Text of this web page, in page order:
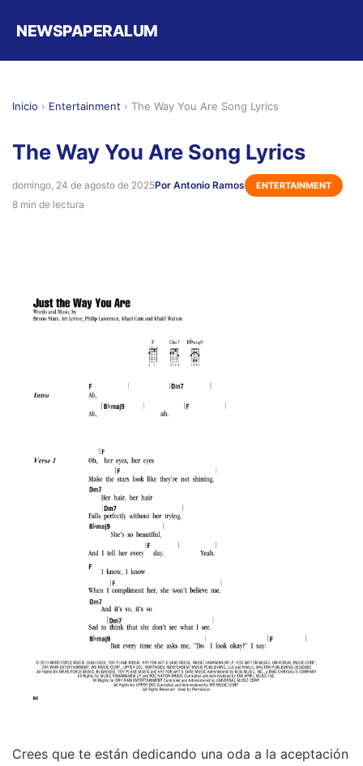
NEWSPAPERALUM
Inicio › Entertainment › The Way You Are Song Lyrics
The Way You Are Song Lyrics
domingo, 24 de agosto de 2025Por Antonio Ramos ENTERTAINMENT
8 min de lectura
Crees que te están dedicando una oda a la aceptación